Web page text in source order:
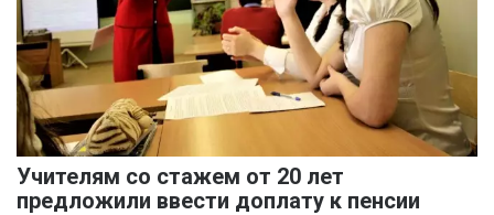
Учителям со стажем от 20 лет
предложили ввести доплату к пенсии